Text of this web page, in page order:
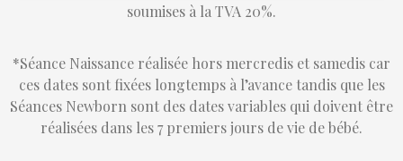
soumises à la TVA 20%.
*Séance Naissance réalisée hors mercredis et samedis car
ces dates sont fixées longtemps à l’avance tandis que les
Séances Newborn sont des dates variables qui doivent être
réalisées dans les 7 premiers jours de vie de bébé.